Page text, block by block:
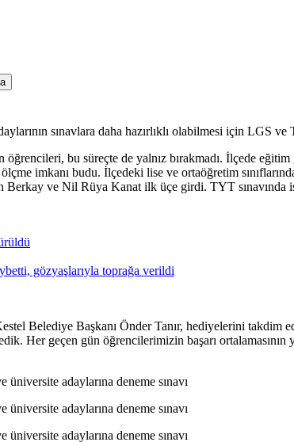
sınavlara daha hazırlıklı olabilmesi için LGS ve
öğrencileri, bu süreçte de yalnız bırakmadı. İlçede
imkanı budu. İlçedeki lise ve ortaöğretim
Berkay ve Nil Rüya Kanat ilk üçe girdi. TYT
gözyaşlarıyla toprağa verildi
Belediye Başkanı Önder Tanır, hediyelerini
Her geçen gün öğrencilerimizin başarı